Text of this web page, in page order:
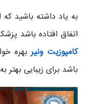
به یاد داشته باشید
اتفاق افتاده باشد
کامپوزیت ونیربهره
باشد برای زیبایی بهتر